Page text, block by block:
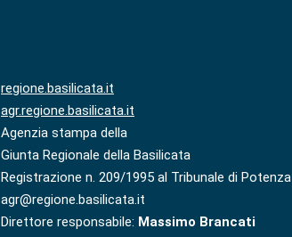
regione.basilicata.it
agr.regione.basilicata.it
Agenzia stampa della
Giunta Regionale della Basilicata
Registrazione n. 209/1995 al Tribunale di Potenza
agr@regione.basilicata.it
Direttore responsabile: Massimo Brancati